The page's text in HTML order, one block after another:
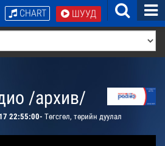
ШУУД
CHART
/архив/
22:55:00- Төгсгөл, төрийн дуулал